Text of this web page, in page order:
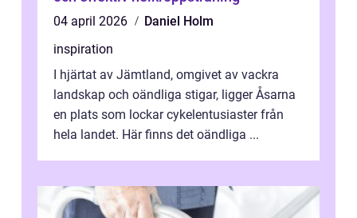
04 april 2026
Daniel Holm
inspiration
I hjärtat av Jämtland, omgivet av vackra
landskap och oändliga stigar, ligger Åsarna
en plats som lockar cykelentusiaster från
hela landet. Här finns det oändliga ...